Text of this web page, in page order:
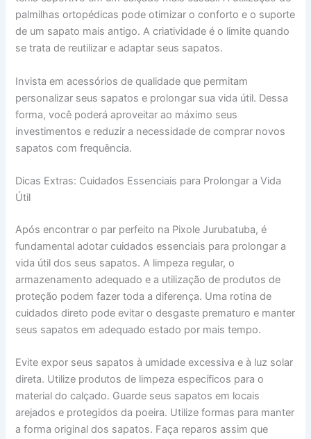
palmilhas ortopédicas pode otimizar o conforto e o suporte
de um sapato mais antigo. A criatividade é o limite quando
se trata de reutilizar e adaptar seus sapatos.
Invista em acessórios de qualidade que permitam
personalizar seus sapatos e prolongar sua vida útil. Dessa
forma, você poderá aproveitar ao máximo seus
investimentos e reduzir a necessidade de comprar novos
sapatos com frequência.
Dicas Extras: Cuidados Essenciais para Prolongar a Vida
Útil
Após encontrar o par perfeito na Pixole Jurubatuba, é
fundamental adotar cuidados essenciais para prolongar a
vida útil dos seus sapatos. A limpeza regular, o
armazenamento adequado e a utilização de produtos de
proteção podem fazer toda a diferença. Uma rotina de
cuidados direto pode evitar o desgaste prematuro e manter
seus sapatos em adequado estado por mais tempo.
Evite expor seus sapatos à umidade excessiva e à luz solar
direta. Utilize produtos de limpeza específicos para o
material do calçado. Guarde seus sapatos em locais
arejados e protegidos da poeira. Utilize formas para manter
a forma original dos sapatos. Faça reparos assim que